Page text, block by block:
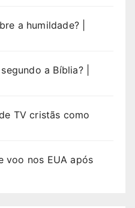
a humildade? |
a Bíblia? |
TV cristãs como
voo nos EUA após